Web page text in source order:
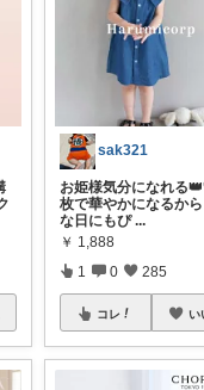
sak321
お姫様気分になれる
枚で華やかになるから
な日にもぴ ...
￥ 1,888
1 0 285
コレ い